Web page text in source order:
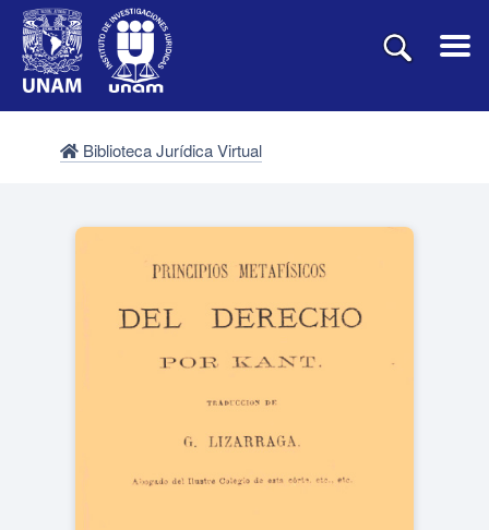
Biblioteca Jurídica Virtual